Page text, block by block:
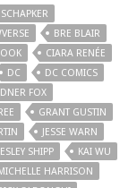
BRE BLAIR
CIARA RENÉE
DC
DC COMICS
FOX
GRANT GUSTIN
JESSE WARN
SHIPP
KAI WU
HARRISON